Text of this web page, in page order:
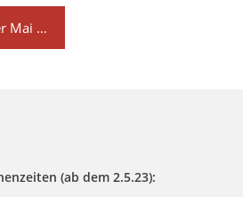
Mai …
(ab dem 2.5.23):